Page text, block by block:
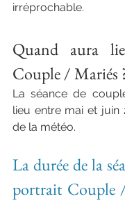
irréprochable.
Quand aura
Couple / Mariés
La séance de
lieu entre mai et juin
de la météo.
La durée de la
portrait Couple